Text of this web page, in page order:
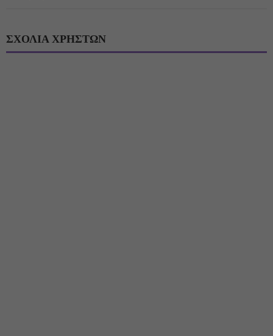
ΣΧΟΛΙΑ ΧΡΗΣΤΩΝ